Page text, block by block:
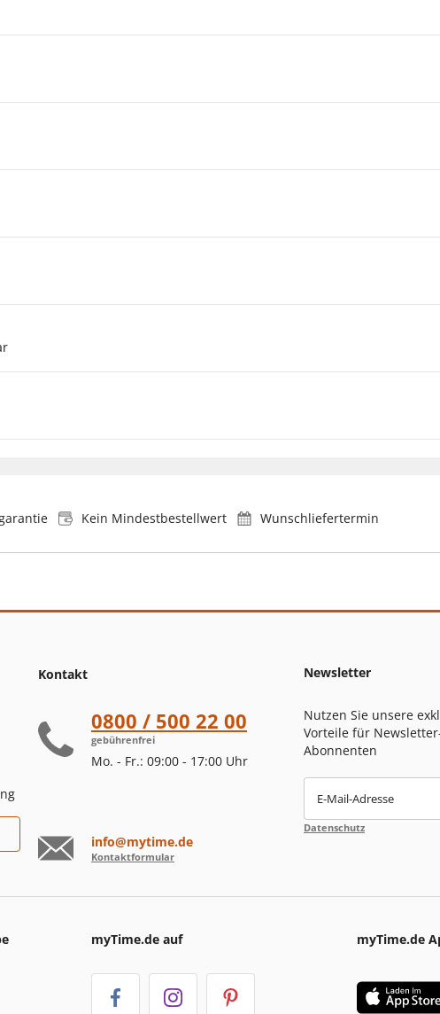
Kein Mindestbestellwert Wunschliefertermin
Kontakt
0800 / 500 22 00
gebührenfrei
Mo. - Fr.: 09:00 - 17:00 Uhr
info@mytime.de
Kontaktformular
Newsletter
Nutzen Sie unsere
Vorteile für
Abonnenten
E-Mail-Adresse
Datenschutz
myTime.de auf myTime.de